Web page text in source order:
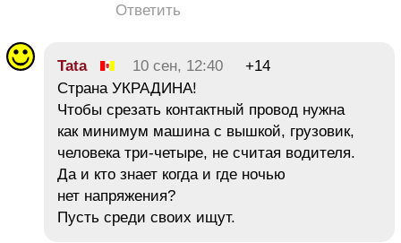
Ответить
Tata 10 сен, 12:40
+14
Страна УКРАДИНА!
Чтобы срезать контактный провод нужна
как минимум машина с вышкой, грузовик,
человека три-четыре, не считая водителя.
Да и кто знает когда и где ночью
нет напряжения?
Пусть среди своих ищут.